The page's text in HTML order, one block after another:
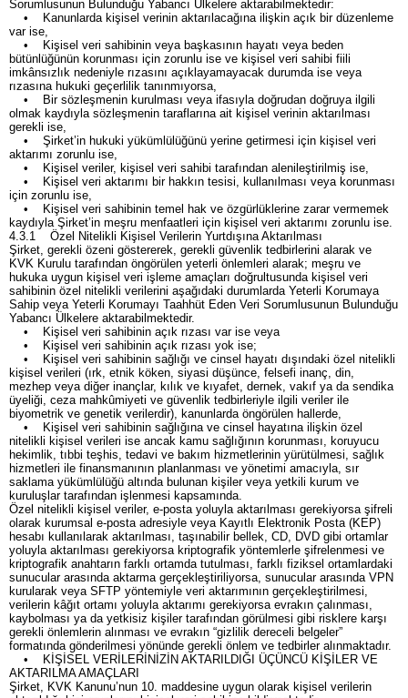
Sorumlusunun Bulunduğu Yabancı Ülkelere aktarabilmektedir:
• Kanunlarda kişisel verinin aktarılacağına ilişkin açık bir düzenleme
var ise,
• Kişisel veri sahibinin veya başkasının hayatı veya beden
bütünlüğünün korunması için zorunlu ise ve kişisel veri sahibi fiili
imkânsızlık nedeniyle rızasını açıklayamayacak durumda ise veya
rızasına hukuki geçerlilik tanınmıyorsa,
• Bir sözleşmenin kurulması veya ifasıyla doğrudan doğruya ilgili
olmak kaydıyla sözleşmenin taraflarına ait kişisel verinin aktarılması
gerekli ise,
• Şirket’in hukuki yükümlülüğünü yerine getirmesi için kişisel veri
aktarımı zorunlu ise,
• Kişisel veriler, kişisel veri sahibi tarafından alenileştirilmiş ise,
• Kişisel veri aktarımı bir hakkın tesisi, kullanılması veya korunması
için zorunlu ise,
• Kişisel veri sahibinin temel hak ve özgürlüklerine zarar vermemek
kaydıyla Şirket’in meşru menfaatleri için kişisel veri aktarımı zorunlu ise.
4.3.1 Özel Nitelikli Kişisel Verilerin Yurtdışına Aktarılması
Şirket, gerekli özeni göstererek, gerekli güvenlik tedbirlerini alarak ve
KVK Kurulu tarafından öngörülen yeterli önlemleri alarak; meşru ve
hukuka uygun kişisel veri işleme amaçları doğrultusunda kişisel veri
sahibinin özel nitelikli verilerini aşağıdaki durumlarda Yeterli Korumaya
Sahip veya Yeterli Korumayı Taahhüt Eden Veri Sorumlusunun Bulunduğu
Yabancı Ülkelere aktarabilmektedir.
• Kişisel veri sahibinin açık rızası var ise veya
• Kişisel veri sahibinin açık rızası yok ise;
• Kişisel veri sahibinin sağlığı ve cinsel hayatı dışındaki özel nitelikli
kişisel verileri (ırk, etnik köken, siyasi düşünce, felsefi inanç, din,
mezhep veya diğer inançlar, kılık ve kıyafet, dernek, vakıf ya da sendika
üyeliği, ceza mahkûmiyeti ve güvenlik tedbirleriyle ilgili veriler ile
biyometrik ve genetik verilerdir), kanunlarda öngörülen hallerde,
• Kişisel veri sahibinin sağlığına ve cinsel hayatına ilişkin özel
nitelikli kişisel verileri ise ancak kamu sağlığının korunması, koruyucu
hekimlik, tıbbi teşhis, tedavi ve bakım hizmetlerinin yürütülmesi, sağlık
hizmetleri ile finansmanının planlanması ve yönetimi amacıyla, sır
saklama yükümlülüğü altında bulunan kişiler veya yetkili kurum ve
kuruluşlar tarafından işlenmesi kapsamında.
Özel nitelikli kişisel veriler, e-posta yoluyla aktarılması gerekiyorsa şifreli
olarak kurumsal e-posta adresiyle veya Kayıtlı Elektronik Posta (KEP)
hesabı kullanılarak aktarılması, taşınabilir bellek, CD, DVD gibi ortamlar
yoluyla aktarılması gerekiyorsa kriptografik yöntemlerle şifrelenmesi ve
kriptografik anahtarın farklı ortamda tutulması, farklı fiziksel ortamlardaki
sunucular arasında aktarma gerçekleştiriliyorsa, sunucular arasında VPN
kurularak veya SFTP yöntemiyle veri aktarımının gerçekleştirilmesi,
verilerin kâğıt ortamı yoluyla aktarımı gerekiyorsa evrakın çalınması,
kaybolması ya da yetkisiz kişiler tarafından görülmesi gibi risklere karşı
gerekli önlemlerin alınması ve evrakın “gizlilik dereceli belgeler”
formatında gönderilmesi yönünde gerekli önlem ve tedbirler alınmaktadır.
• KİŞİSEL VERİLERİNİZİN AKTARILDIĞI ÜÇÜNCÜ KİŞİLER VE
AKTARILMA AMAÇLARI
Şirket, KVK Kanunu’nun 10. maddesine uygun olarak kişisel verilerin